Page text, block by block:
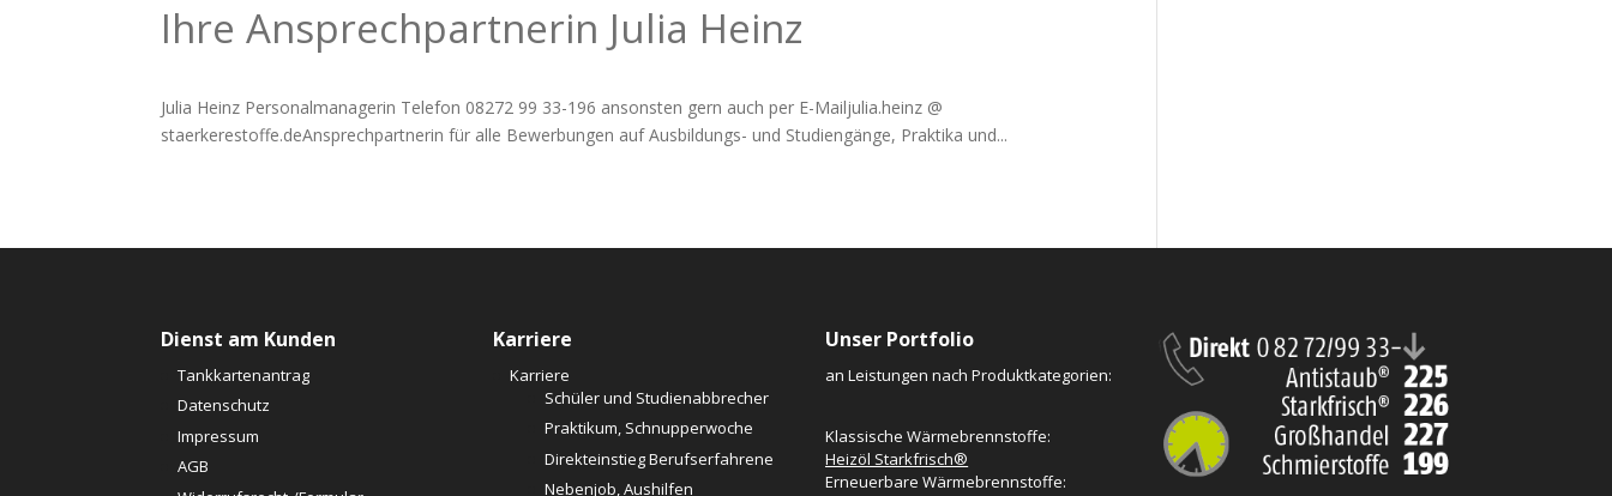
Ihre Ansprechpartnerin Julia Heinz
Julia Heinz Personalmanagerin Telefon 08272 99 33-196 ansonsten gern auch per E-Mailjulia.heinz @
staerkerestoffe.deAnsprechpartnerin für alle Bewerbungen auf Ausbildungs- und Studiengänge, Praktika und...
Dienst am Kunden
Tankkartenantrag
Datenschutz
Impressum
AGB
Karriere
Karriere
Schüler und Studienabbrecher
Praktikum, Schnupperwoche
Direkteinstieg Berufserfahrene
Nebenjob, Aushilfen
Unser Portfolio
an Leistungen nach Produktkategorien:
Klassische Wärmebrennstoffe:
Heizöl Starkfrisch®
Erneuerbare Wärmebrennstoffe: